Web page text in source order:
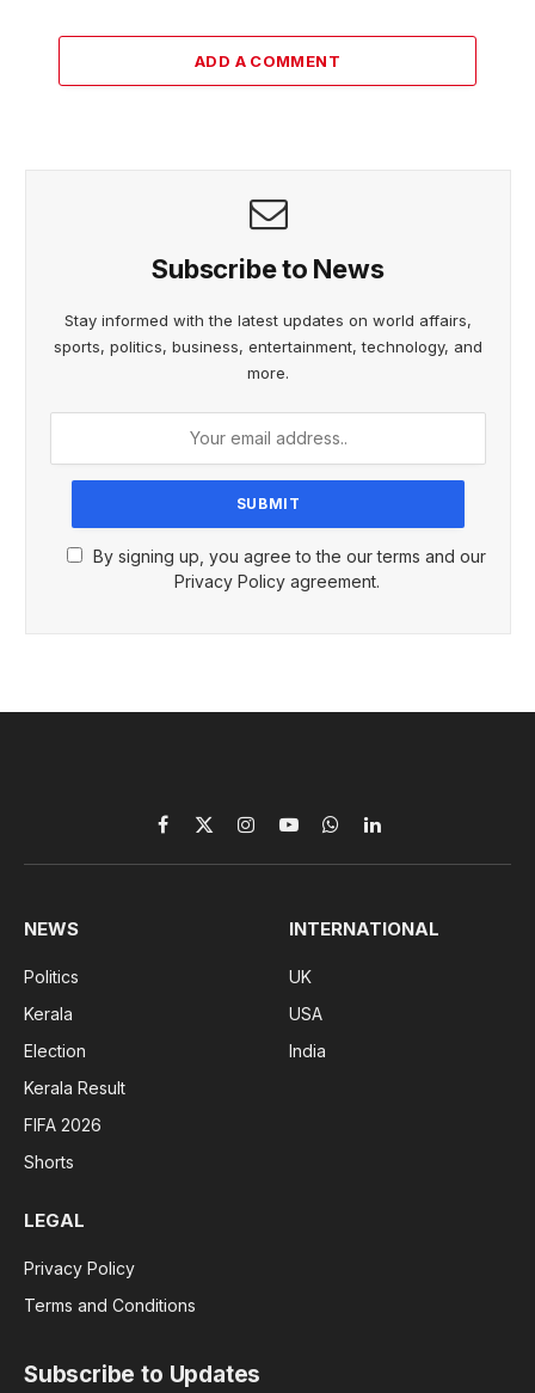
ADD A COMMENT
Subscribe to News
Stay informed with the latest updates on world affairs,
sports, politics, business, entertainment, technology, and
more.
By signing up, you agree to the our terms and our
Privacy Policy agreement.
Facebook
X
(Twitter)
InstagramYouTubeWhatsAppLinkedIn
NEWS
Politics
Kerala
Election
Kerala Result
FIFA 2026
Shorts
INTERNATIONAL
UK
USA
India
LEGAL
Privacy Policy
Terms and Conditions
Subscribe to Updates